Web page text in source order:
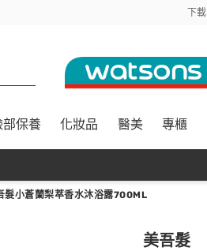
下
部保養 化妝品 醫美 專櫃
髮小蒼蘭梨萃香水沐浴露700ML
美吾髮